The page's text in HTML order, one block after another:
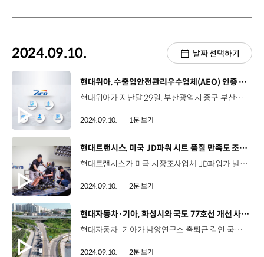
2024.09.10. 날짜 선택하기
[동영상]
현대위아, 수출입안전관리우수업체(AEO) 인증 'AA' 등급 획득
현대위아가 지난달 29일, 부산광역시 중구 부산본부세관에서 열린 ‘2024년 3차 수출입안전관리우수업체(AEO) 공인 증서 수여식’ 에서 ‘AA’ 등급 인증서를 받았습니다. AEO 인증은 관세청이 세계관세기구의 수출입 안전관리 기준에 따라 우수 기업을 선정하는 국제 공인 제도로 내부통제시스템과 법규 준수도, 재무건전성, 안전관리, 사회기여도 등 수출입 물품 관리 능력을 종합적으로 심사해 등급을 부여 합니다. 현대위아는 2022년 12월 말, A등급을 획득한 지 1년 8개월만에 등급 상향에 성공했는데요, 오는 2028년에는 AAA 등급을 획득한다는 목표로 더욱 경쟁력을 키워 나갈 예정입니다.
2024.09.10. 1분 보기
[동영상]
현대트랜시스, 미국 JD파워 시트 품질 만족도 조사 1위
현대트랜시스가 미국 시장조사업체 JD파워가 발표한 ‘2024 시트 품질 만족도 조사’에서 준중형차 시트 평가 1위에 올랐습니다. 2024 시트 품질 만족도 조사는 미국에서 2024년형 차량을 90일이상 소유한 10만여 명의 소비자를 대상으로 작년 7월부터 올해 5월까지 진행됐는데요, 현대트랜시스는 올해 시트 품질 만족도 조사에서 처음으로 1위를 차지하며 글로벌 시트 제조사로 인정받았습니다. 현대트랜시스는 2019년 통합 출범한 이후 본격적으로 평가를 받은 2020년부터 2024년까지 시트 품질 만족도 조사에서 국내기업으로는 유일하게 5년 연속 톱3를 놓치지 않고 있습니다. 현대트랜시스는 국내는 물론 북미를 포함한 글로벌 고객이 만족할 수 있는 최고 품질의 시트 제조사로 자리매김할 수 있도록 첨단 기술과 차별화된 디자인 개발에 역량을 집중할 계획입니다.
2024.09.10. 2분 보기
[동영상]
현대자동차·기아, 화성시와 국도 77호선 개선 사업 MOU
현대자동차·기아가 남양연구소 출퇴근 길인 국도 77호선 개선을 위해 화성시와 손을 잡았습니다. 현대자동차·기아는 지난 4일, 화성시와 국도 77호선 화성나들목에서 남양연구소 구간 4차선 확장 사업 추진을 위한 업무협약을 맺었습니다. 이 구간은 전체 2km, 편도 1차선 구간으로 대규모 주거 개발사업에 따른 인구 증가로 교통불편이 극심했던 곳인데요, 특히 현대자동차·기아의 남양연구소 직원들이 출퇴근에 큰 불편을 겪었습니다. 양희원 사장 / 현대자동차 RD본부 저도 약 29년 동안 남양연구소에서 근무한 한 명의 구성원으로서 이런 시간들을 갖게 된 것이 감개무량합니다. 지방자치단체와 기업이 함께 이런 협업을 이루었다는 것이 새로운 모범 사례가 될 것이라고 생각합니다. 정명근 시장 / 경기도 화성시 최대한 빠른 시일 내에 착공을 해서 뻥 뚫린 도로에서 근로자들과 시민들이 즐겁게 차량 운행하는 모습을 보고 싶습니다. 국도 77호선 도로 확·포장 공사는 2030년 완료를 목표로 추진할 예정으로 사업이 완료되면 교통 흐름 개선에 큰 도움이 될 것으로 기대됩니다.
2024.09.10. 2분 보기